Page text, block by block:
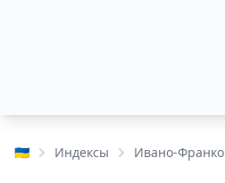
🇺🇦 Индексы Ивано-